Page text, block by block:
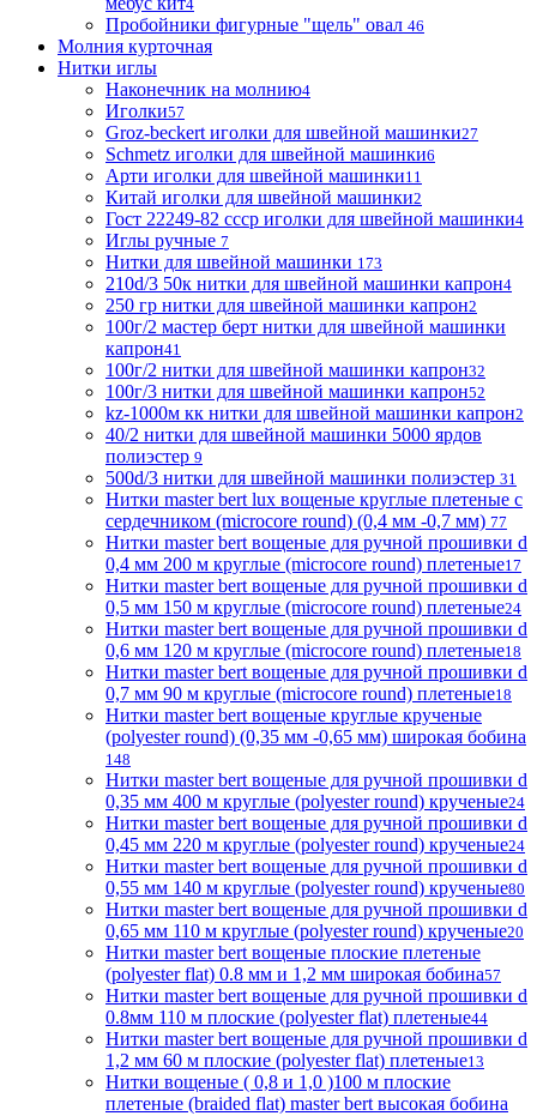
4
Пробойники фигурные "щель" овал 46
Молния курточная
Нитки иглы
Наконечник на молнию4
Иголки57
Groz-beckert иголки для швейной машинки27
Schmetz иголки для швейной машинки6
Арти иголки для швейной машинки11
Китай иголки для швейной машинки2
Гост 22249-82 ссср иголки для швейной машинки4
Иглы ручные 7
Нитки для швейной машинки 173
210d/3 50к нитки для швейной машинки капрон4
250 гр нитки для швейной машинки капрон2
100г/2 мастер берт нитки для швейной машинки
капрон41
100г/2 нитки для швейной машинки капрон32
100г/3 нитки для швейной машинки капрон52
kz-1000м кк нитки для швейной машинки капрон2
40/2 нитки для швейной машинки 5000 ярдов
полиэстер 9
500d/3 нитки для швейной машинки полиэстер 31
Нитки master bert lux вощеные круглые плетеные с
сердечником (microcore round) (0,4 мм -0,7 мм) 77
Нитки master bert вощеные для ручной прошивки d
0,4 мм 200 м круглые (microcore round) плетеные17
Нитки master bert вощеные для ручной прошивки d
0,5 мм 150 м круглые (microcore round) плетеные24
Нитки master bert вощеные для ручной прошивки d
0,6 мм 120 м круглые (microcore round) плетеные18
Нитки master bert вощеные для ручной прошивки d
0,7 мм 90 м круглые (microcore round) плетеные18
Нитки master bert вощеные круглые крученые
(polyester round) (0,35 мм -0,65 мм) широкая бобина
148
Нитки master bert вощеные для ручной прошивки d
0,35 мм 400 м круглые (polyester round) крученые24
Нитки master bert вощеные для ручной прошивки d
0,45 мм 220 м круглые (polyester round) крученые24
Нитки master bert вощеные для ручной прошивки d
0,55 мм 140 м круглые (polyester round) крученые80
Нитки master bert вощеные для ручной прошивки d
0,65 мм 110 м круглые (polyester round) крученые20
Нитки master bert вощеные плоские плетеные
(polyester flat) 0.8 мм и 1,2 мм широкая бобина57
Нитки master bert вощеные для ручной прошивки d
0.8мм 110 м плоские (polyester flat) плетеные44
Нитки master bert вощеные для ручной прошивки d
1,2 мм 60 м плоские (polyester flat) плетеные13
Нитки вощеные ( 0,8 и 1,0 )100 м плоские
плетеные (braided flat) master bert высокая бобина